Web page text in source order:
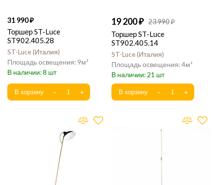
31 990
Торшер ST-Luce
ST902.405.28
ST-Luce Италия
9
8
19 200 23 990
Торшер ST-Luce
ST902.405.14
ST-Luce Италия
4
21